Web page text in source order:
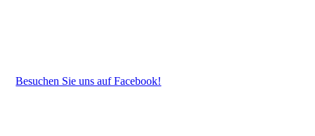
Besuchen Sie uns auf Facebook!